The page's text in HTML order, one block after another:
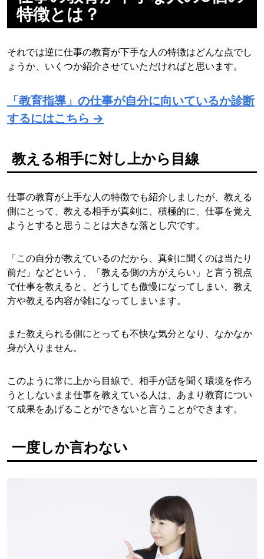
特徴とは？
それでは逆に仕事の教育が下手な人の特徴はどんな点でし
ょうか、いくつか紹介させていただければと思います。
「教育指導」の仕事が自分に向いているか診断
するにはこちら →
教える相手に対し上から目線
仕事の教育が上手な人の特徴でも紹介しましたが、教える
側にとって、教える相手が真剣に、積極的に、仕事を覚え
ようとすると思うことは大きな落とし穴です。
「この自分が教えているのだから、真剣に聞くのは当たり
前だ」などという、「教える側の方がえらい」と言う視点
で仕事を教えると、どうしても傲慢になってしまい、教え
方や教える内容が雑になってしまいます。
また教えられる側にとっても不快な気分となり、なかなか
身が入りません。
このように常に上から目線で、相手が話を聞く環境を作ろ
うとしないまま仕事を教えている人は、あまり教育につい
て成果をあげることができないと言うことができます。
一度しか言わない